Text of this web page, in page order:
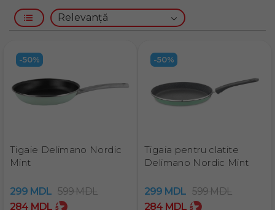
-50%
Tigaie Delimano Nordic
Mint
299 MDL 599MDL
284 MDL
-50%
Tigaia pentru clatite
Delimano Nordic Mint
299 MDL 599MDL
284 MDL